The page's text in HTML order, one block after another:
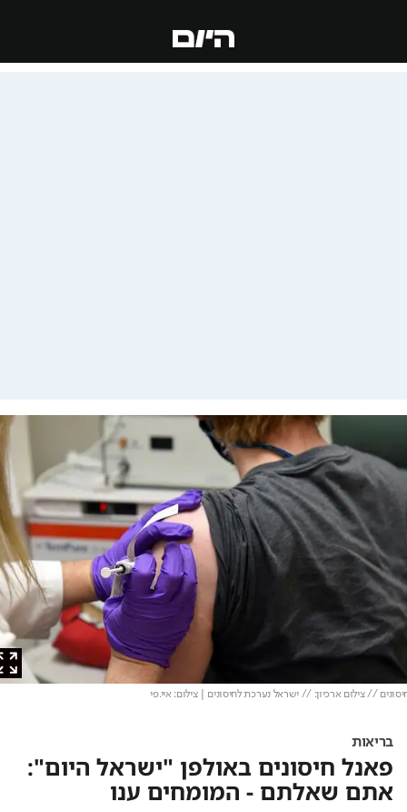
// צילום ארכיון: // ישראל נערכת לחיסונים| צילום: איי.פי
בריאות
פאנל חיסונים באולפן "ישראל היום":
אתם שאלתם - המומחים ענו